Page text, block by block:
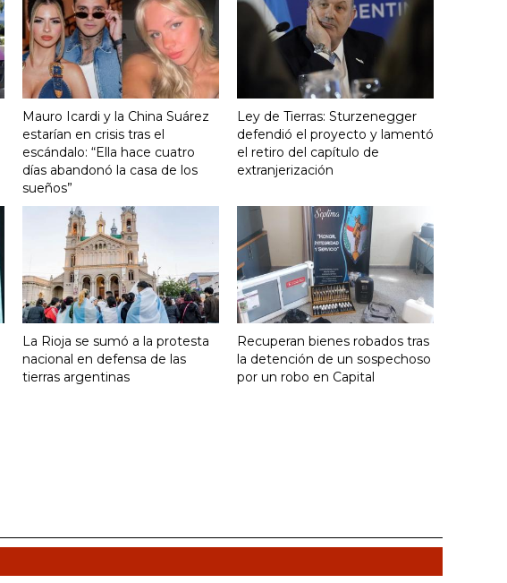
Mauro Icardi y la China Suárez
estarían en crisis tras el
escándalo: “Ella hace cuatro
días abandonó la casa de los
sueños”
Ley de Tierras: Sturzenegger
defendió el proyecto y lamentó
el retiro del capítulo de
extranjerización
La Rioja se sumó a la protesta
nacional en defensa de las
tierras argentinas
Recuperan bienes robados tras
la detención de un sospechoso
por un robo en Capital